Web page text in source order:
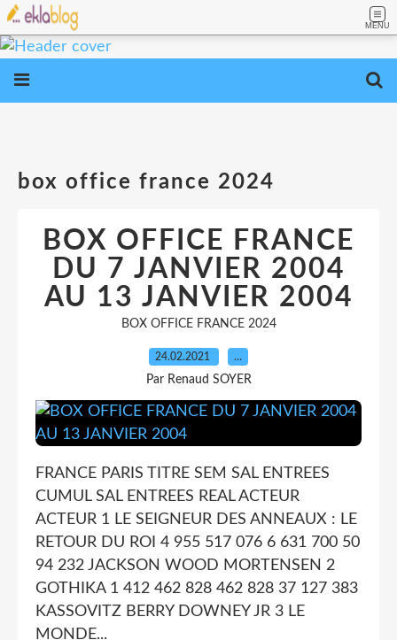
MENU
box office france 2024
BOX OFFICE FRANCE
DU 7 JANVIER 2004
AU 13 JANVIER 2004
BOX OFFICE FRANCE 2024
24.02.2021 …
Par Renaud SOYER
FRANCE PARIS TITRE SEM SAL ENTREES
CUMUL SAL ENTREES REAL ACTEUR
ACTEUR 1 LE SEIGNEUR DES ANNEAUX : LE
RETOUR DU ROI 4 955 517 076 6 631 700 50
94 232 JACKSON WOOD MORTENSEN 2
GOTHIKA 1 412 462 828 462 828 37 127 383
KASSOVITZ BERRY DOWNEY JR 3 LE
MONDE...